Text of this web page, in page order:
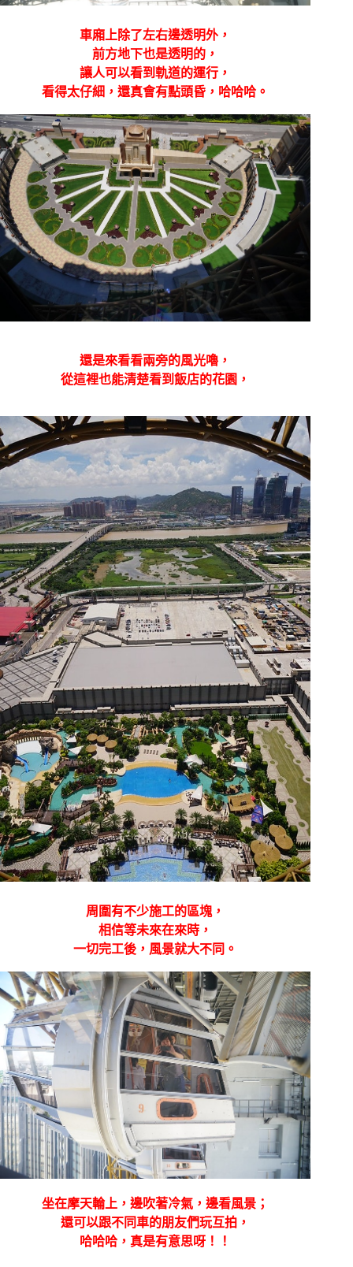
車廂上除了左右邊透明外，
前方地下也是透明的，
讓人可以看到軌道的運行，
看得太仔細，還真會有點頭昏，哈哈哈。
還是來看看兩旁的風光嚕，
從這裡也能清楚看到飯店的花園，
周圍有不少施工的區塊，
相信等未來在來時，
一切完工後，風景就大不同。
坐在摩天輪上，邊吹著冷氣，邊看風景；
還可以跟不同車的朋友們玩互拍，
哈哈哈，真是有意思呀！！